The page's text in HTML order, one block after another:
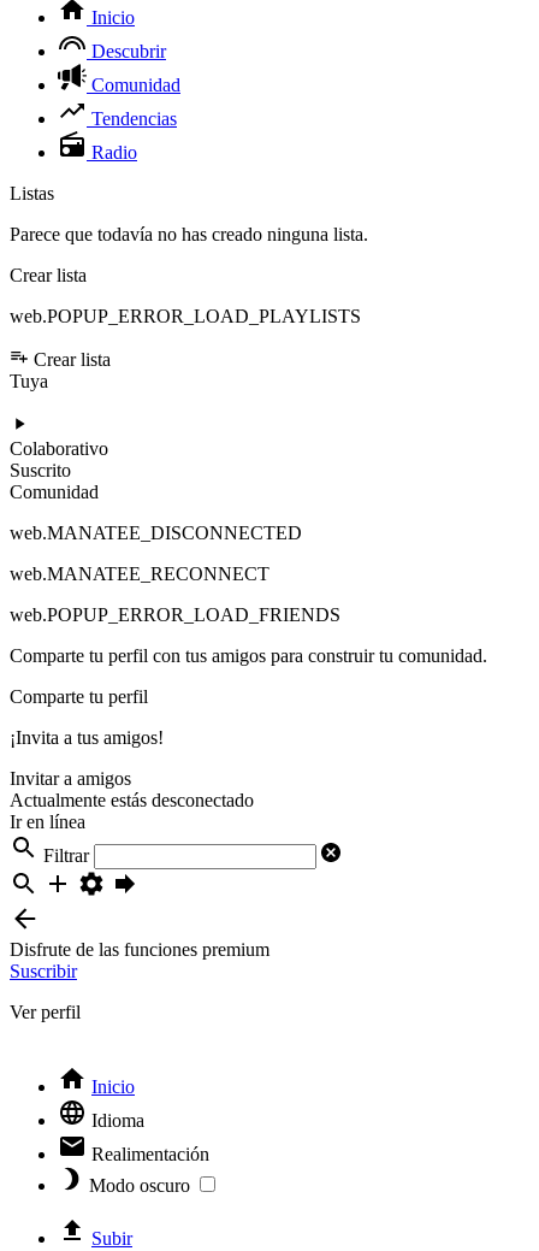
Inicio
Descubrir
Comunidad
Tendencias
Radio
Listas
Parece que todavía no has creado ninguna lista.
Crear lista
web.POPUP_ERROR_LOAD_PLAYLISTS
Crear lista
Tuya
Colaborativo
Suscrito
Comunidad
web.MANATEE_DISCONNECTED
web.MANATEE_RECONNECT
web.POPUP_ERROR_LOAD_FRIENDS
Comparte tu perfil con tus amigos para construir tu comunidad.
Comparte tu perfil
¡Invita a tus amigos!
Invitar a amigos
Actualmente estás desconectado
Ir en línea
Filtrar
Disfrute de las funciones premium
Suscribir
Ver perfil
Inicio
Idioma
Realimentación
Modo oscuro
Subir